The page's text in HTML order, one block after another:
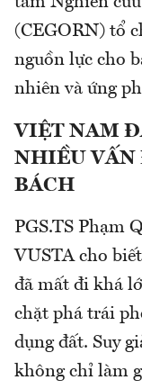
(CEGORN) tổ
nguồn lực cho
nhiên và ứng
VIỆT NAM
NHIỀU VẤN
BÁCH
PGS.TS Phạm
VUSTA cho
đã mất đi khá
chặt phá trái
dụng đất. Suy
không chỉ làm